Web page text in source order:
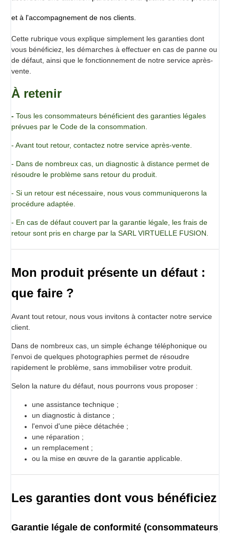
cuisson (fruit non dénaturé)
froides diverses sans ajout d’oeufs ou de produits laitiers.
Conseils d'utilisation
Pour une utilisation optimale, mélangez le produit à froid
Utilisable avec tous types de liquides, il résiste à la chaleur
Dosage préconisé 40 à 80 g par kg
Phosphate de diamidon acétylé (E1414) (à base de fécule
Conditionnement
Pot de 500 g
et à l'accompagnement de nos clients.
Cette rubrique vous explique simplement les garanties dont
vous bénéficiez, les démarches à effectuer en cas de panne ou
de défaut, ainsi que le fonctionnement de notre service après-
vente.
À retenir
- Tous les consommateurs bénéficient des garanties légales
prévues par le Code de la consommation.
- Avant tout retour, contactez notre service après-vente.
- Dans de nombreux cas, un diagnostic à distance permet de
résoudre le problème sans retour du produit.
- Si un retour est nécessaire, nous vous communiquerons la
procédure adaptée.
- En cas de défaut couvert par la garantie légale, les frais de
retour sont pris en charge par la SARL VIRTUELLE FUSION.
Mon produit présente un défaut :
que faire ?
Avant tout retour, nous vous invitons à contacter notre service
client.
Dans de nombreux cas, un simple échange téléphonique ou
l'envoi de quelques photographies permet de résoudre
rapidement le problème, sans immobiliser votre produit.
Selon la nature du défaut, nous pourrons vous proposer :
une assistance technique ;
un diagnostic à distance ;
l'envoi d'une pièce détachée ;
une réparation ;
un remplacement ;
ou la mise en œuvre de la garantie applicable.
Les garanties dont vous bénéficiez
Garantie légale de conformité (consommateurs